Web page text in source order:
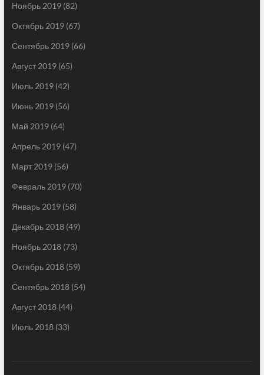
Ноябрь 2019(82)
Октябрь 2019(67)
Сентябрь 2019(66)
Август 2019(65)
Июль 2019(42)
Июнь 2019(56)
Май 2019(64)
Апрель 2019(47)
Март 2019(56)
Февраль 2019(70)
Январь 2019(58)
Декабрь 2018(49)
Ноябрь 2018(73)
Октябрь 2018(59)
Сентябрь 2018(54)
Август 2018(44)
Июль 2018(33)